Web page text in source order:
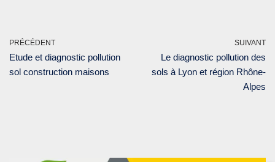
PRÉCÉDENT
Etude et diagnostic pollution
sol construction maisons
SUIVANT
Le diagnostic pollution des
sols à Lyon et région Rhône-
Alpes